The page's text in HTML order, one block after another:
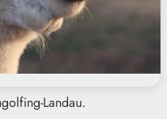
Landau.